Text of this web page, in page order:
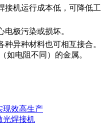
机运行成本低，可降低工
极污染或损坏。
异种材料也可相互接合。
如电阻不同）的金属。
现效高生产
光焊接机